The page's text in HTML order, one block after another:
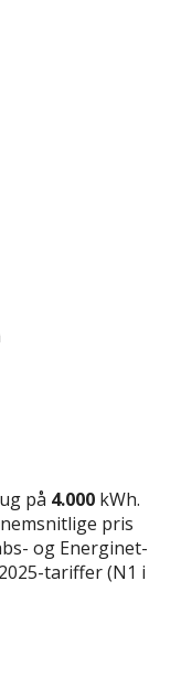
på 4.000 kWh.
pris
og Energinet-
tariffer (N1 i